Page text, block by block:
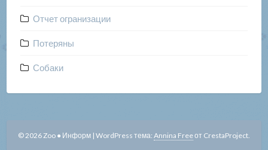
Отчет огранизации
Потеряны
Собаки
© 2026 Zoo ● Информ | WordPress тема: Annina Freeот CrestaProject.